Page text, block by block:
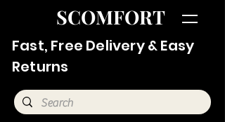
SCOMFORT
Fast, Free Delivery & Easy
Returns